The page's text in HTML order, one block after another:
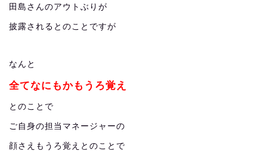
田島さんのアウトぶりが
披露されるとのことですが
なんと
全てなにもかもうろ覚え
とのことで
ご自身の担当マネージャーの
顔さえもうろ覚えとのことで